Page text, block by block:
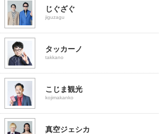
じぐざぐ
jiguzagu
タッカーノ
takkano
こじま観光
kojimakanko
真空ジェシカ